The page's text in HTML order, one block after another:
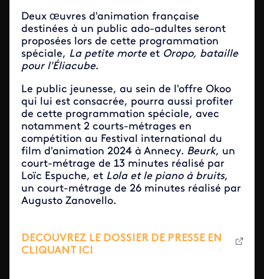
Deux œuvres d'animation française
destinées à un public ado-adultes seront
proposées lors de cette programmation
spéciale, La petite morteet Oropo, bataille
pour l'Éliacube.
Le public jeunesse, au sein de l'offre Okoo
qui lui est consacrée, pourra aussi profiter
de cette programmation spéciale, avec
notamment 2 courts-métrages en
compétition au Festival international du
film d'animation 2024 à Annecy. Beurk, un
court-métrage de 13 minutes réalisé par
Loïc Espuche, et Lola et le piano à bruits,
un court-métrage de 26 minutes réalisé par
Augusto Zanovello.
DECOUVREZ LE DOSSIER DE PRESSE EN
CLIQUANT ICI